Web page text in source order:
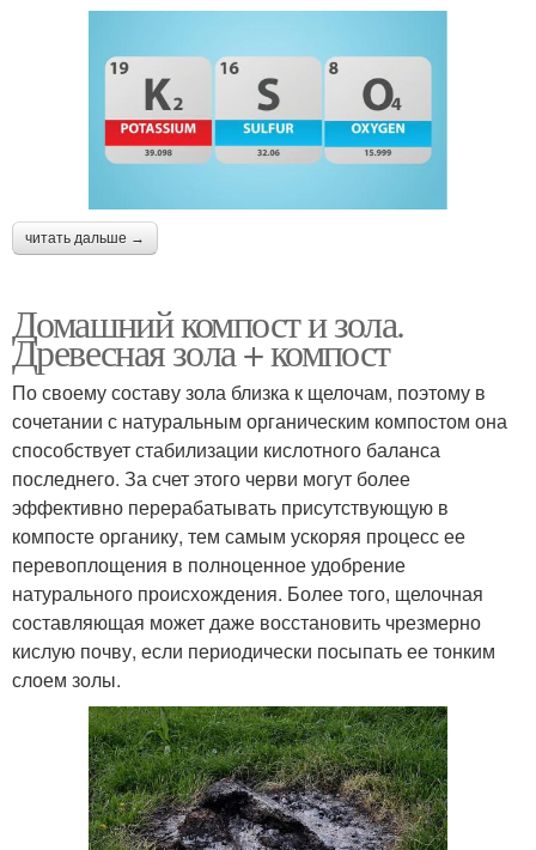
читать дальше →
Домашний компост и зола.
Древесная зола + компост
По своему составу зола близка к щелочам, поэтому в
сочетании с натуральным органическим компостом она
способствует стабилизации кислотного баланса
последнего. За счет этого черви могут более
эффективно перерабатывать присутствующую в
компосте органику, тем самым ускоряя процесс ее
перевоплощения в полноценное удобрение
натурального происхождения. Более того, щелочная
составляющая может даже восстановить чрезмерно
кислую почву, если периодически посыпать ее тонким
слоем золы.